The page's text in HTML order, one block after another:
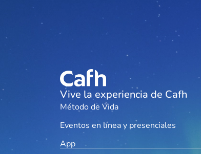
Vive la experiencia de Cafh
Método de Vida
Eventos en línea y presenciales
App